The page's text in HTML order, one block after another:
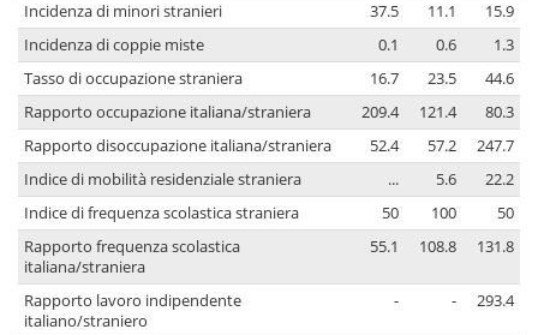
Incidenza di minori stranieri
37.5 11.1
15.9
Incidenza di coppie miste
0.1 0.6
1.3
Tasso di occupazione straniera
16.7 23.5
44.6
Rapporto occupazione italiana/straniera
209.4 121.4
80.3
Rapporto disoccupazione italiana/straniera
52.4 57.2
247.7
Indice di mobilità residenziale straniera
... 5.6
22.2
Indice di frequenza scolastica straniera
50 100
50
Rapporto frequenza scolastica
italiana/straniera
55.1 108.8 131.8
Rapporto lavoro indipendente
italiano/straniero
- - 293.4